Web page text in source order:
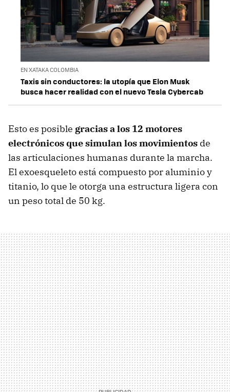
EN XATAKA COLOMBIA
Taxis sin conductores: la utopía que Elon Musk
busca hacer realidad con el nuevo Tesla Cybercab
Esto es posible gracias a los 12 motores
electrónicos que simulan los movimientos de
las articulaciones humanas durante la marcha.
El exoesqueleto está compuesto por aluminio y
titanio, lo que le otorga una estructura ligera con
un peso total de 50 kg.